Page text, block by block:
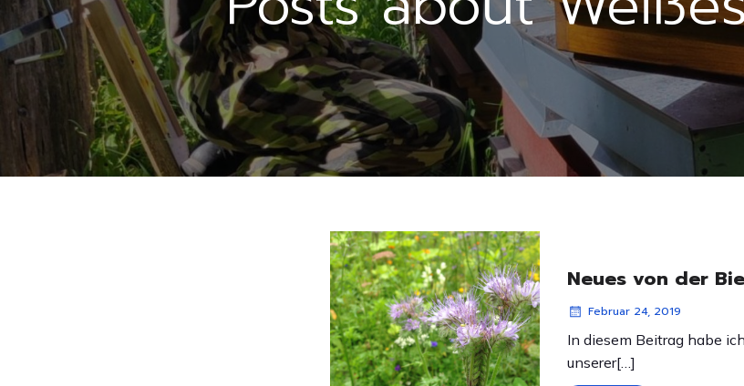
Neues von der
Februar 24, 2019
In diesem Beitrag habe
unserer[…]